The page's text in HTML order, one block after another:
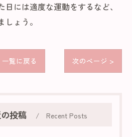
には適度な運動をするなど、
ょう。
一覧に戻る 次のページ >
投稿 Recent Posts